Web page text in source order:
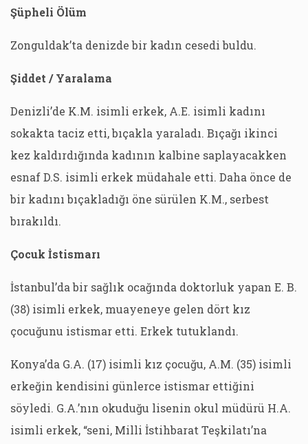
Şüpheli Ölüm
Zonguldak’ta denizde bir kadın cesedi buldu.
Şiddet / Yaralama
Denizli’de K.M. isimli erkek, A.E. isimli kadını
sokakta taciz etti, bıçakla yaraladı. Bıçağı ikinci
kez kaldırdığında kadının kalbine saplayacakken
esnaf D.S. isimli erkek müdahale etti. Daha önce de
bir kadını bıçakladığı öne sürülen K.M., serbest
bırakıldı.
Çocuk İstismarı
İstanbul’da bir sağlık ocağında doktorluk yapan E. B.
(38) isimli erkek, muayeneye gelen dört kız
çocuğunu istismar etti. Erkek tutuklandı.
Konya’da G.A. (17) isimli kız çocuğu, A.M. (35) isimli
erkeğin kendisini günlerce istismar ettiğini
söyledi. G.A.’nın okuduğu lisenin okul müdürü H.A.
isimli erkek, “seni, Milli İstihbarat Teşkilatı’na